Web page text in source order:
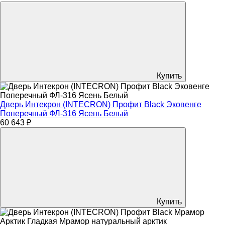
Купить
Дверь Интекрон (INTECRON) Профит Black Эковенге
Поперечный ФЛ-316 Ясень Белый
60 643 ₽
Купить